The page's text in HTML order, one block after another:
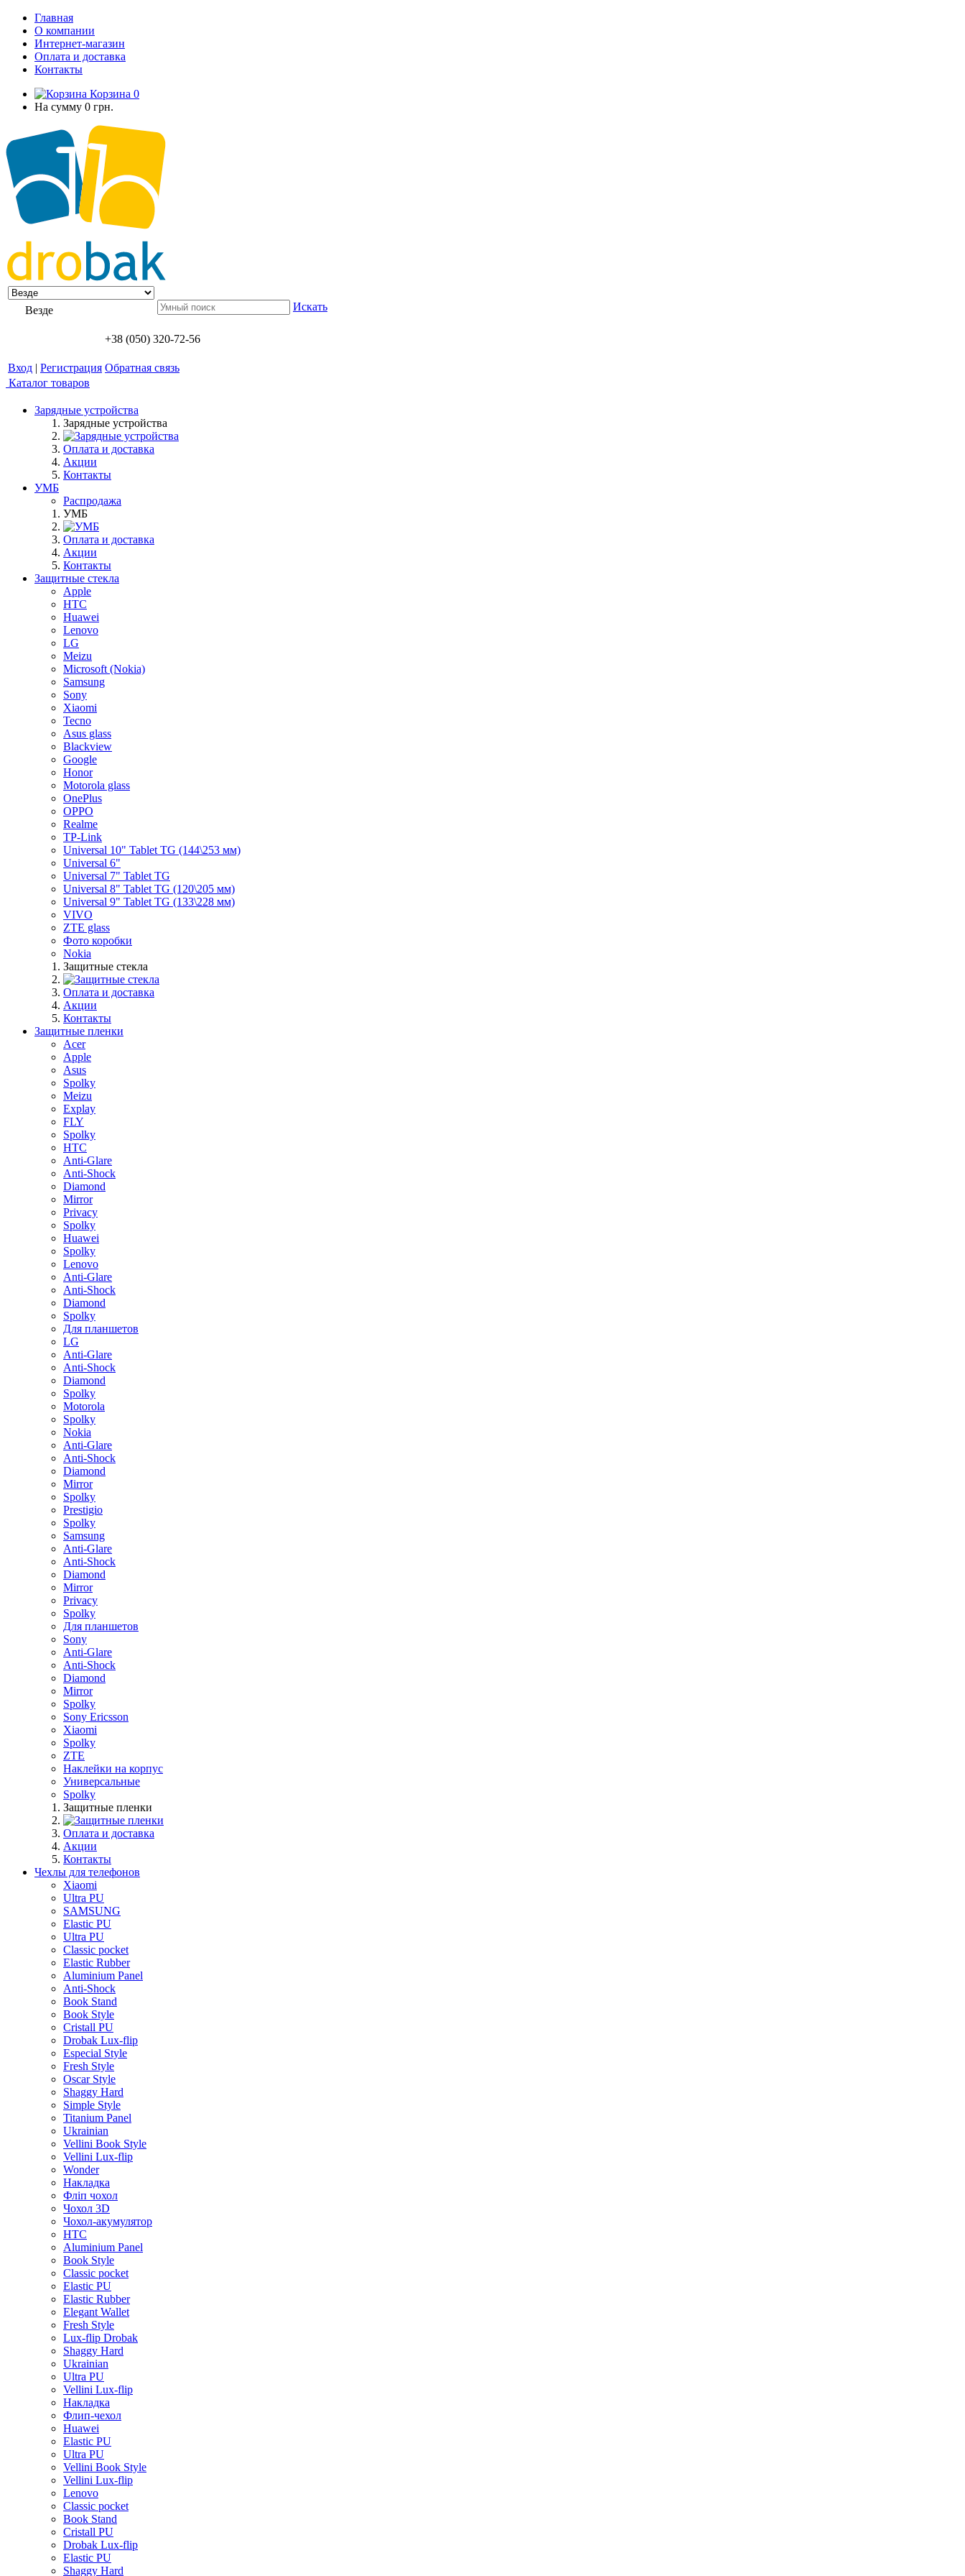
Главная
О компании
Интернет-магазин
Оплата и доставка
Контакты
Корзина 0
На сумму 0 грн.
Везде Искать
+38 (050) 320-72-56
Вход | Регистрация Обратная связь
Каталог товаров
Зарядные устройства
Зарядные устройства
Оплата и доставка
Акции
Контакты
УМБ
Распродажа
УМБ
Оплата и доставка
Акции
Контакты
Защитные стекла
Apple
HTC
Huawei
Lenovo
LG
Meizu
Microsoft (Nokia)
Samsung
Sony
Xiaomi
Tecno
Asus glass
Blackview
Google
Honor
Motorola glass
OnePlus
OPPO
Realme
TP-Link
Universal 10" Tablet TG (144\253 мм)
Universal 6"
Universal 7" Tablet TG
Universal 8" Tablet TG (120\205 мм)
Universal 9" Tablet TG (133\228 мм)
VIVO
ZTE glass
Фото коробки
Nokia
Защитные стекла
Оплата и доставка
Акции
Контакты
Защитные пленки
Acer
Apple
Asus
Spolky
Meizu
Explay
FLY
Spolky
HTC
Anti-Glare
Anti-Shock
Diamond
Mirror
Privacy
Spolky
Huawei
Spolky
Lenovo
Anti-Glare
Anti-Shock
Diamond
Spolky
Для планшетов
LG
Anti-Glare
Anti-Shock
Diamond
Spolky
Motorola
Spolky
Nokia
Anti-Glare
Anti-Shock
Diamond
Mirror
Spolky
Prestigio
Spolky
Samsung
Anti-Glare
Anti-Shock
Diamond
Mirror
Privacy
Spolky
Для планшетов
Sony
Anti-Glare
Anti-Shock
Diamond
Mirror
Spolky
Sony Ericsson
Xiaomi
Spolky
ZTE
Наклейки на корпус
Универсальные
Spolky
Защитные пленки
Оплата и доставка
Акции
Контакты
Чехлы для телефонов
Xiaomi
Ultra PU
SAMSUNG
Elastic PU
Ultra PU
Classic pocket
Elastic Rubber
Aluminium Panel
Anti-Shock
Book Stand
Book Style
Cristall PU
Drobak Lux-flip
Especial Style
Fresh Style
Oscar Style
Shaggy Hard
Simple Style
Titanium Panel
Ukrainian
Vellini Book Style
Vellini Lux-flip
Wonder
Накладка
Фліп чохол
Чохол 3D
Чохол-акумулятор
HTC
Aluminium Panel
Book Style
Classic pocket
Elastic PU
Elastic Rubber
Elegant Wallet
Fresh Style
Lux-flip Drobak
Shaggy Hard
Ukrainian
Ultra PU
Vellini Lux-flip
Накладка
Флип-чехол
Huawei
Elastic PU
Ultra PU
Vellini Book Style
Vellini Lux-flip
Lenovo
Classic pocket
Book Stand
Cristall PU
Drobak Lux-flip
Elastic PU
Shaggy Hard